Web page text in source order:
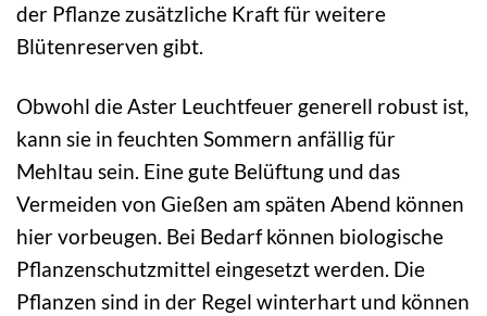
der Pflanze zusätzliche Kraft für weitere
Blütenreserven gibt.
Obwohl die Aster Leuchtfeuer generell robust ist,
kann sie in feuchten Sommern anfällig für
Mehltau sein. Eine gute Belüftung und das
Vermeiden von Gießen am späten Abend können
hier vorbeugen. Bei Bedarf können biologische
Pflanzenschutzmittel eingesetzt werden. Die
Pflanzen sind in der Regel winterhart und können